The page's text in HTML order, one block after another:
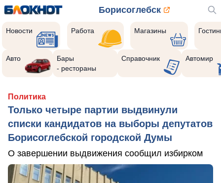
Борисоглебск
Новости Работа Магазины
Авто
Бары
- рестораны
Справочник Автомир
Политика
Только четыре партии выдвинули
списки кандидатов на выборы депутатов
Борисоглебской городской Думы
О завершении выдвижения сообщил избирком